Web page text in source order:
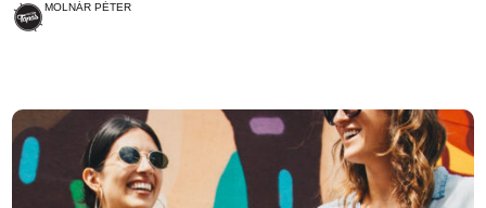
MOLNÁR PÉTER